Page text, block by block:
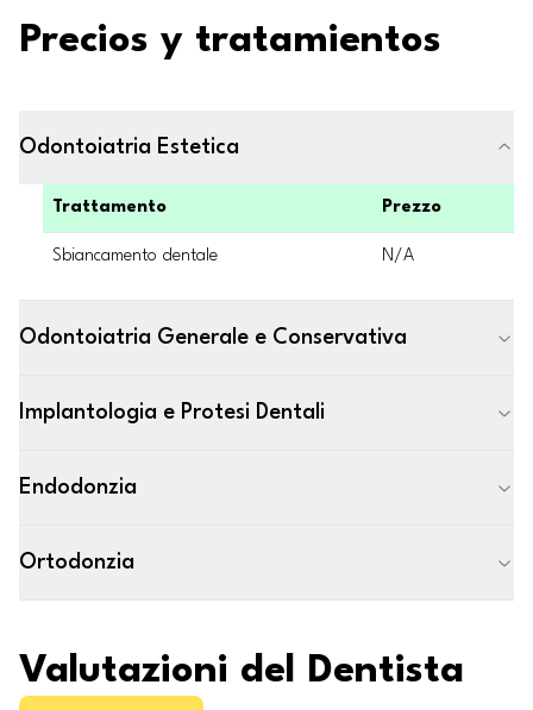
Precios y tratamientos
Odontoiatria Estetica
Trattamento Prezzo
Sbiancamento dentale N/A
Odontoiatria Generale e Conservativa
Implantologia e Protesi Dentali
Endodonzia
Ortodonzia
Valutazioni del Dentista